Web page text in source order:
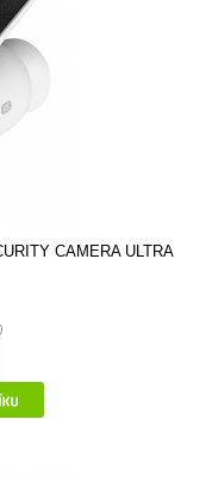
CAMERA ULTRA